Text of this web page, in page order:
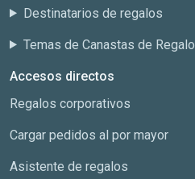
Destinatarios de regalos
Temas de Canastas de Regalo
Accesos directos
Regalos corporativos
Cargar pedidos al por mayor
Asistente de regalos